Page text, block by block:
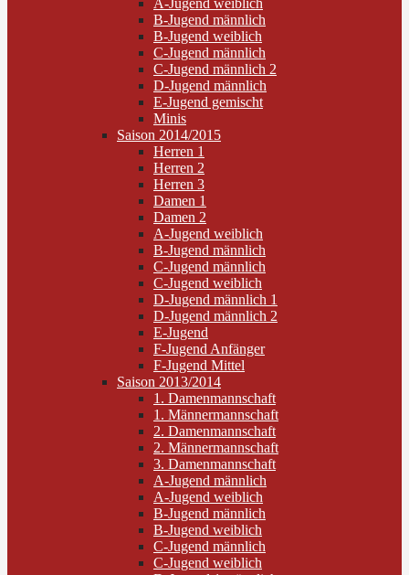
A-Jugend weiblich
B-Jugend männlich
B-Jugend weiblich
C-Jugend männlich
C-Jugend männlich 2
D-Jugend männlich
E-Jugend gemischt
Minis
Saison 2014/2015
Herren 1
Herren 2
Herren 3
Damen 1
Damen 2
A-Jugend weiblich
B-Jugend männlich
C-Jugend männlich
C-Jugend weiblich
D-Jugend männlich 1
D-Jugend männlich 2
E-Jugend
F-Jugend Anfänger
F-Jugend Mittel
Saison 2013/2014
1. Damenmannschaft
1. Männermannschaft
2. Damenmannschaft
2. Männermannschaft
3. Damenmannschaft
A-Jugend männlich
A-Jugend weiblich
B-Jugend männlich
B-Jugend weiblich
C-Jugend männlich
C-Jugend weiblich